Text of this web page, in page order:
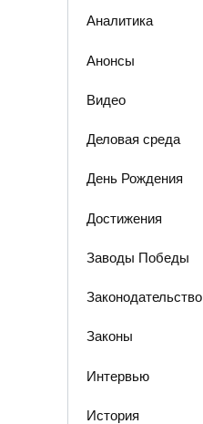
Аналитика
Анонсы
Видео
Деловая среда
День Рождения
Достижения
Заводы Победы
Законодательство
Законы
Интервью
История